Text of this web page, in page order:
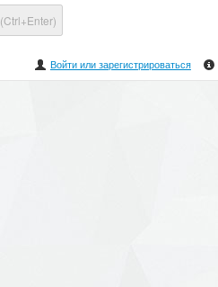
(Ctrl+Enter)
Войти или зарегистрироваться